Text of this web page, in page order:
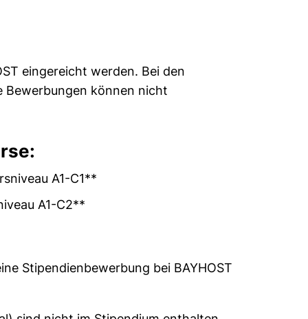
eingereicht werden. Bei den
Bewerbungen können nicht
A1-C1**
A1-C2**
Stipendienbewerbung bei BAYHOST